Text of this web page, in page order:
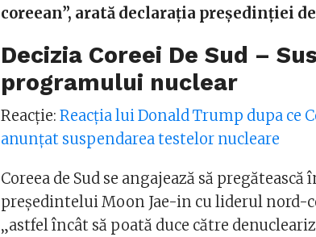
coreean”, arată declaraţia preşedinţiei
Decizia Coreei De Sud –
programului nuclear
Reacție:Reacția lui Donald Trump dupa ce
anunțat suspendarea testelor nucleare
Coreea de Sud se angajează să
preşedintelui Moon Jae-in cu liderul nord-
„astfel încât să poată duce către